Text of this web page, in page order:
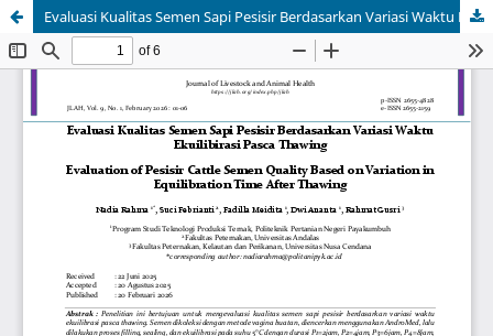
Evaluasi Kualitas Semen Sapi Pesisir Berdasarkan Variasi Waktu Ekuilibirasi Pasca Thawing